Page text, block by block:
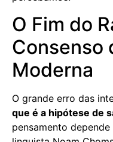
O Fim do
Consenso
Moderna
O grande erro das
que é a hipótese de
pensamento